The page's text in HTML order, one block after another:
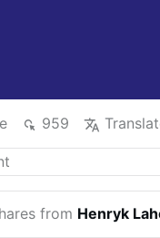
959
from Henryk